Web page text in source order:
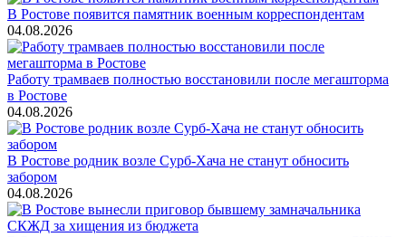
В Ростове появится памятник военным корреспондентам
04.08.2026
Работу трамваев полностью восстановили после мегашторма
в Ростове
04.08.2026
В Ростове родник возле Сурб-Хача не станут обносить
забором
04.08.2026